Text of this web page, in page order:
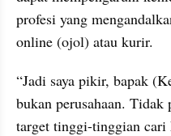
profesi yang
online (ojol) atau kurir.
“Jadi saya pikir, bapak
bukan perusahaan.
target tinggi-tinggian cari